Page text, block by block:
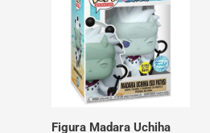
Figura Madara Uchiha